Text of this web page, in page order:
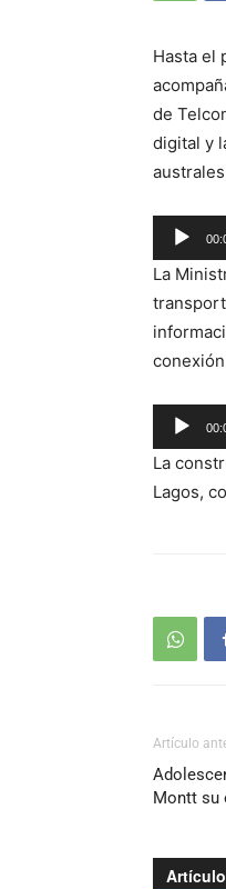
Hasta el
de
digital y
de
audio
La
de
audio
La
Lagos,
Artículo
Montt su